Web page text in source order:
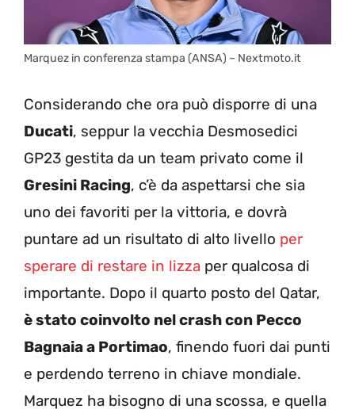
Marquez in conferenza stampa (ANSA) – Nextmoto.it
Considerando che ora può disporre di una
Ducati, seppur la vecchia Desmosedici
GP23 gestita da un team privato come il
Gresini Racing, c’è da aspettarsi che sia
uno dei favoriti per la vittoria, e dovrà
puntare ad un risultato di alto livello per
sperare di restare in lizza per qualcosa di
importante. Dopo il quarto posto del Qatar,
è stato coinvolto nel crash con Pecco
Bagnaia a Portimao, finendo fuori dai punti
e perdendo terreno in chiave mondiale.
Marquez ha bisogno di una scossa, e quella